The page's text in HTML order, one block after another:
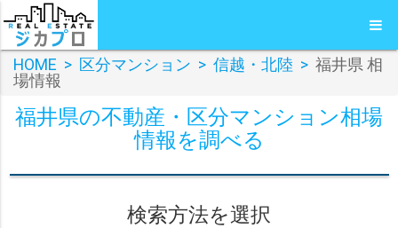
HOME > 区分マンション > 信越・北陸 > 福井県 相
場情報
福井県の不動産・区分マンション相場
情報を調べる
検索方法を選択